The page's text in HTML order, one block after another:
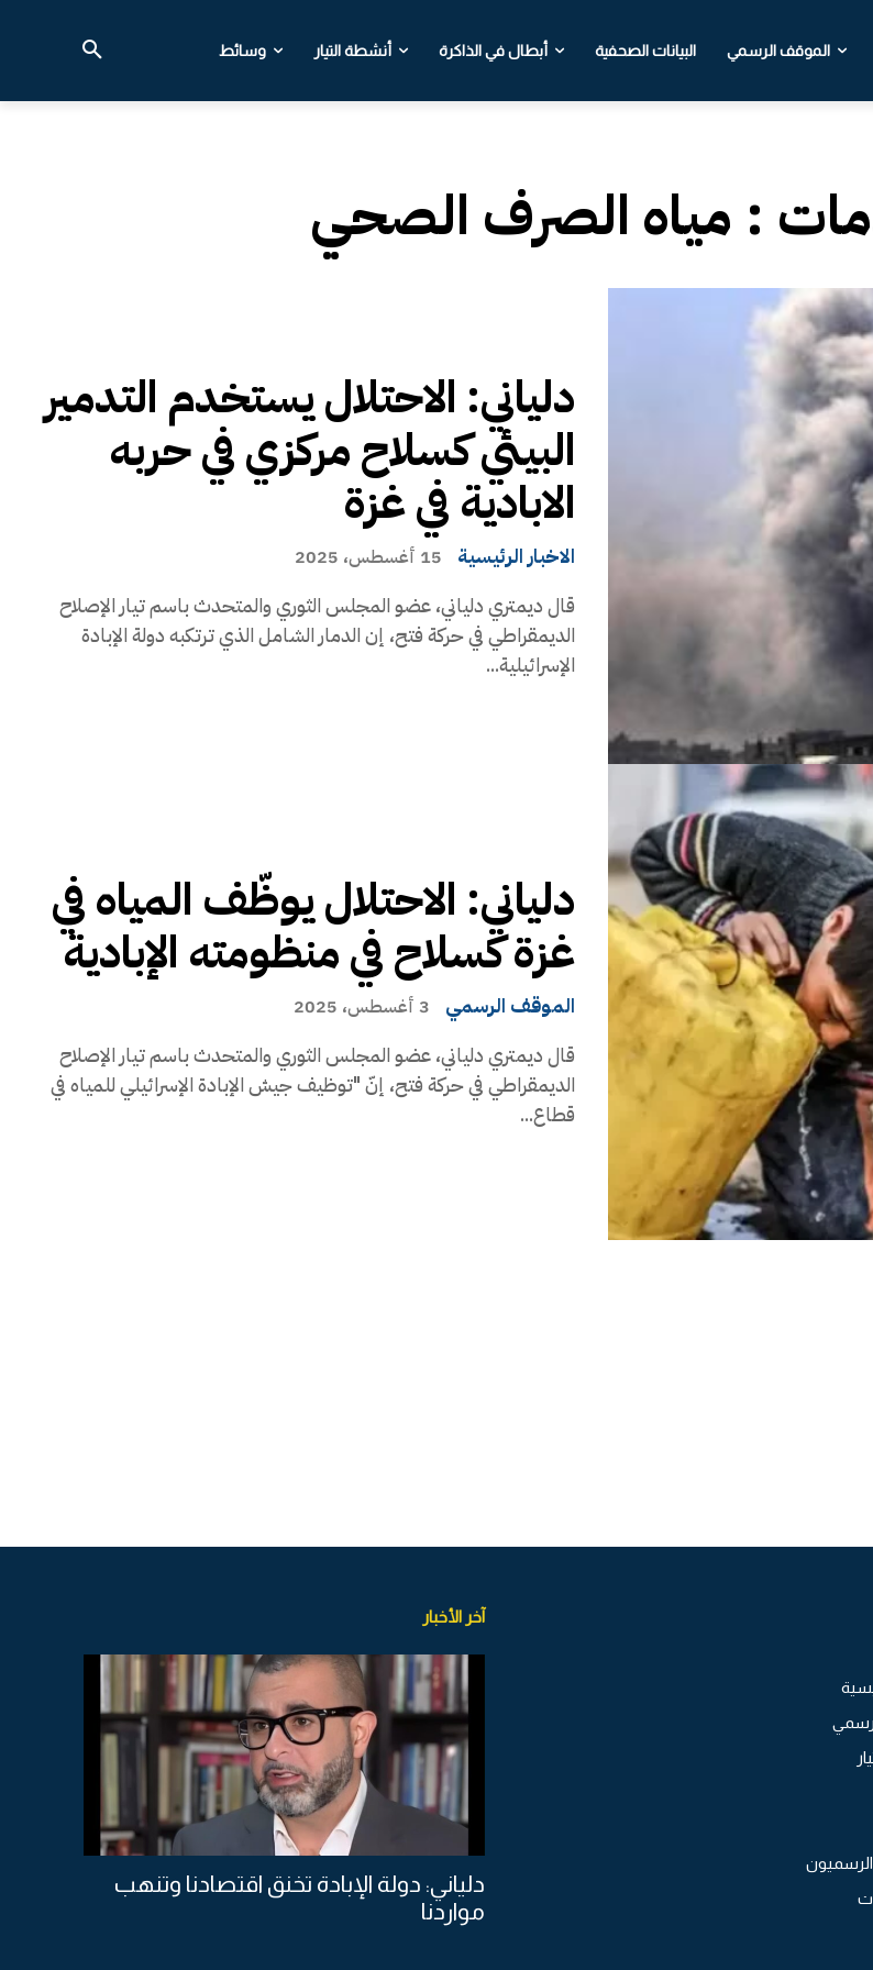
الموقف الرسمي البيانات الصحفية أبطال في الذاكرة أنشطة التيار وسائط
: مياه الصرف الصحي
دلياني: الاحتلال يستخدم التدمير
البيئي كسلاح مركزي في حربه
الابادية في غزة
الاخبار الرئيسية 15 أغسطس، 2025
قال ديمتري دلياني، عضو المجلس الثوري والمتحدث باسم تيار الإصلاح
الديمقراطي في حركة فتح، إن الدمار الشامل الذي ترتكبه دولة الإبادة
الإسرائيلية...
دلياني: الاحتلال يوظّف المياه في
غزة كسلاح في منظومته الإبادية
الموقف الرسمي 3 أغسطس، 2025
قال ديمتري دلياني، عضو المجلس الثوري والمتحدث باسم تيار الإصلاح
الديمقراطي في حركة فتح، إنّ "توظيف جيش الإبادة الإسرائيلي للمياه في
قطاع...
آخر الأخبار
دلياني: دولة الإبادة تخنق اقتصادنا وتنهب
مواردنا